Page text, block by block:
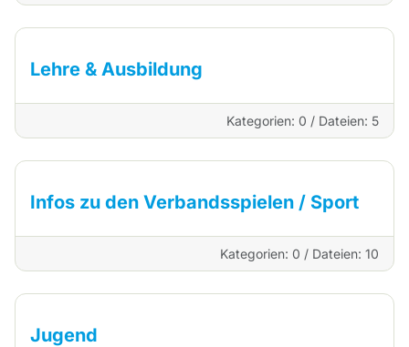
Lehre & Ausbildung
Kategorien: 0 / Dateien: 5
Infos zu den Verbandsspielen / Sport
Kategorien: 0 / Dateien: 10
Jugend